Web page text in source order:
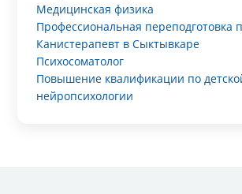
Медицинская физика
Профессиональная переподготовка
Канистерапевт в Сыктывкаре
Психосоматолог
Повышение квалификации по
нейропсихологии